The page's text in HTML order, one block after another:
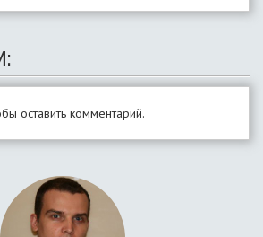
оставить комментарий.